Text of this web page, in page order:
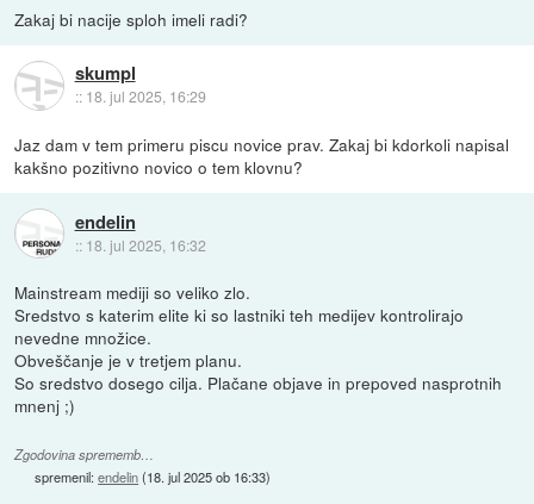
Zakaj bi nacije sploh imeli radi?
skumpl
:: 18. jul 2025, 16:29
Jaz dam v tem primeru piscu novice prav. Zakaj bi kdorkoli napisal
kakšno pozitivno novico o tem klovnu?
endelin
:: 18. jul 2025, 16:32
Mainstream mediji so veliko zlo.
Sredstvo s katerim elite ki so lastniki teh medijev kontrolirajo
nevedne množice.
Obveščanje je v tretjem planu.
So sredstvo dosego cilja. Plačane objave in prepoved nasprotnih
mnenj ;)
Zgodovina sprememb…
spremenil:endelin(18. jul 2025 ob 16:33)